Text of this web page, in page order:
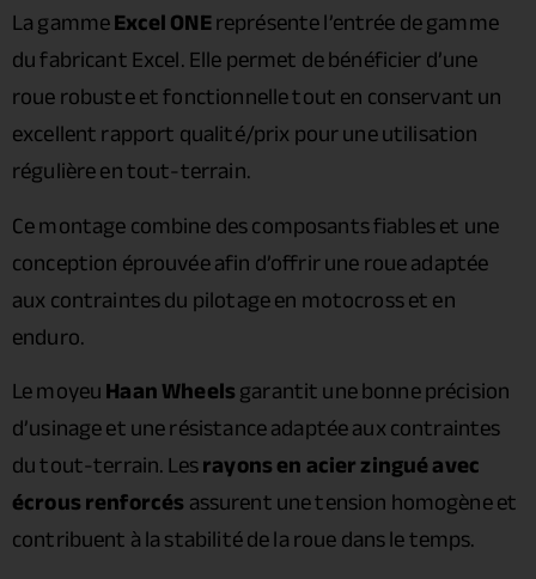
La gammeExcel ONEreprésente l’entrée de gamme
du fabricant Excel. Elle permet de bénéficier d’une
roue robuste et fonctionnelle tout en conservant un
excellent rapport qualité/prix pour une utilisation
régulière en tout-terrain.
Ce montage combine des composants fiables et une
conception éprouvée afin d’offrir une roue adaptée
aux contraintes du pilotage en motocross et en
enduro.
Le moyeuHaan Wheelsgarantit une bonne précision
d’usinage et une résistance adaptée aux contraintes
du tout-terrain. Lesrayons en acier zingué avec
écrous renforcésassurent une tension homogène et
contribuent à la stabilité de la roue dans le temps.